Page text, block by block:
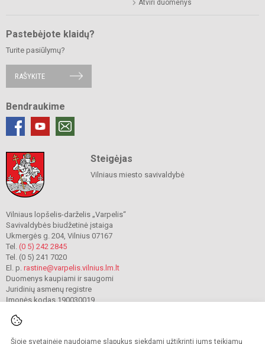
Šioje svetainėje naudojame slapukus siekdami užtikrinti jums teikiamų
Atviri duomenys
Pastebėjote klaidų?
Turite pasiūlymų?
RAŠYKITE
Bendraukime
Steigėjas
Vilniaus miesto savivaldybė
Vilniaus lopšelis-darželis „Varpelis“
Savivaldybės biudžetinė įstaiga
Ukmergės g. 204, Vilnius 07167
Tel. (0 5) 242 2845
Tel. (0 5) 241 7020
El. p. rastine@varpelis.vilnius.lm.lt
Duomenys kaupiami ir saugomi
Juridinių asmenų registre
Įmonės kodas 190030019
© 2023. Vilniaus lopšelis-darželis „Varpelis“. Visos teisės saugomos.